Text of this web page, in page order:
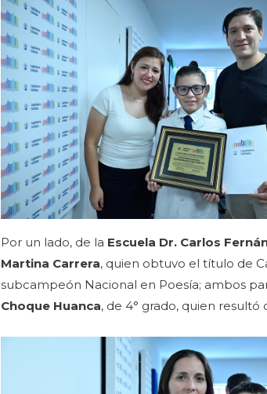
Por un lado, de la Escuela Dr. Carlos
Martina Carrera, quien obtuvo el título de
subcampeón Nacional en Poesía; ambos
Choque Huanca, de 4° grado, quien